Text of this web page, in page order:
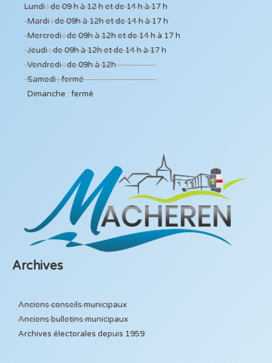
Lundi : de 09 h à 12 h et de 14 h à 17 h
Mardi : de 09h à 12h et de 14 h à 17 h
Mercredi : de 09h à 12h et de 14 h à 17 h
Jeudi : de 09h à 12h et de 14 h à 17 h
Vendredi : de 09h à 12h
Samedi : fermé
Dimanche : fermé
Archives
Anciens conseils municipaux
Anciens bulletins municipaux
Archives électorales depuis 1959